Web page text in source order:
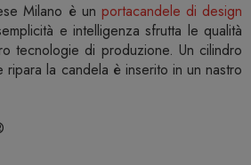
Milano è un portacandele di design
e intelligenza sfrutta le qualità
tecnologie di produzione. Un cilindro
la candela è inserito in un nastro